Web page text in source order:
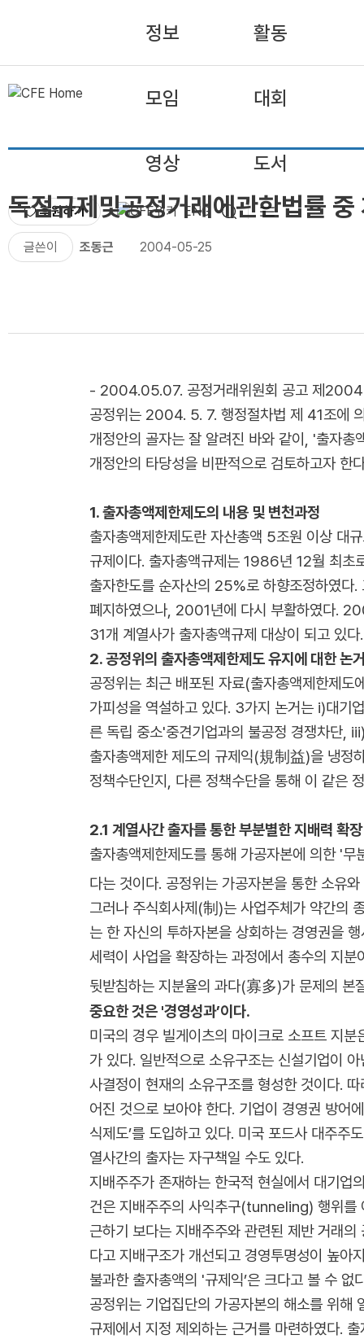
정보 활동
모임 대회
영상 도서
후원하기 ENG
독점규제및공정거래에관한법률
글쓴이 조동근 2004-05-25
- 2004.05.07. 공정거래위원회 공고 제
공정위는 2004. 5. 7. 행정절차법 제 41조에
개정안의 골자는 잘 알려진 바와 같이, '출자총
개정안의 타당성을 비판적으로 검토하고자 한
1. 출자총액제한제도의 내용 및 변천과정
출자총액제한제도란 자산총액 5조원 이상 대
규제이다. 출자총액규제는 1986년 12월 최초
출자한도를 순자산의 25%로 하향조정하였다
폐지하였으나, 2001년에 다시 부활하였다.
31개 계열사가 출자총액규제 대상이 되고 있
2. 공정위의 출자총액제한제도 유지에 대한 논
공정위는 최근 배포된 자료(출자총액제한제
가피성을 역설하고 있다. 3가지 논거는 i)대기
른 독립 중소'중견기업과의 불공정 경쟁차단,
출자총액제한 제도의 규제익(規制益)을 냉정
정책수단인지, 다른 정책수단을 통해 이 같은
2.1 계열사간 출자를 통한 부분별한 지배력 확
출자총액제한제도를 통해 가공자본에 의한 '
다는 것이다. 공정위는 가공자본을 통한 소유
그러나 주식회사제(制)는 사업주체가 약간의
는 한 자신의 투하자본을 상회하는 경영권을
세력이 사업을 확장하는 과정에서 총수의 지
뒷받침하는 지분율의 과다(寡多)가 문제의 본
중요한 것은 '경영성과’이다.
미국의 경우 빌게이츠의 마이크로 소프트 지
가 있다. 일반적으로 소유구조는 신설기업이
사결정이 현재의 소유구조를 형성한 것이다.
어진 것으로 보아야 한다. 기업이 경영권 방어
식제도’를 도입하고 있다. 미국 포드사 대주주
열사간의 출자는 자구책일 수도 있다.
지배주주가 존재하는 한국적 현실에서 대기업
건은 지배주주의 사익추구(tunneling) 행위를
근하기 보다는 지배주주와 관련된 제반 거래
다고 지배구조가 개선되고 경영투명성이 높아
불과한 출자총액의 '규제익’은 크다고 볼 수 없
공정위는 기업집단의 가공자본의 해소를 위해
규제에서 지정 제외하는 근거를 마련하였다.